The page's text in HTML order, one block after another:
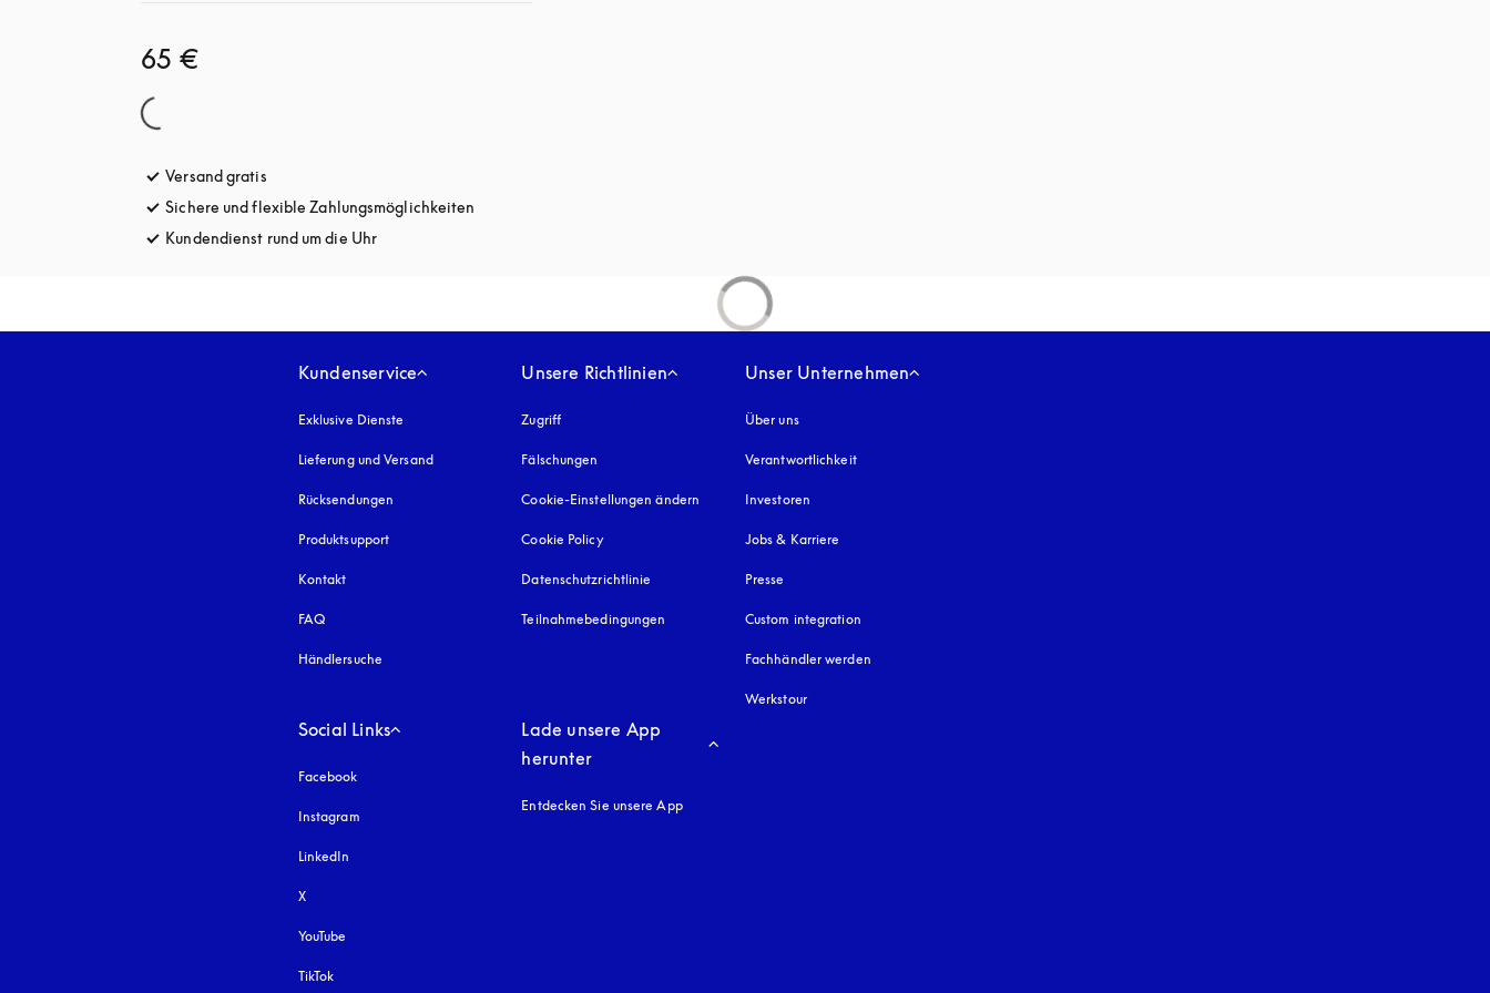
65 €
Versand gratis
Sichere und flexible Zahlungsmöglichkeiten
Kundendienst rund um die Uhr
Kundenservice
Exklusive Dienste
Lieferung und Versand
Rücksendungen
Produktsupport
Kontakt
FAQ
Händlersuche
Unsere Richtlinien
Zugriff öffnet sich in einem neuen Tab
Fälschungen öffnet sich in einem neuen Tab
Cookie-Einstellungen ändern
Cookie Policyöffnet sich in einem neuen Tab
Datenschutzrichtlinie öffnet sich in einem neuen Tab
Teilnahmebedingungen
Unser Unternehmen
Über uns
Verantwortlichkeit
Investoren
Jobs & Karriere
Presse
Custom integration
Fachhändler werden
Werkstour
Social Links
Facebook
Instagram
LinkedIn
X
YouTube
TikTok
Lade unsere App
herunter
Entdecken Sie unsere App